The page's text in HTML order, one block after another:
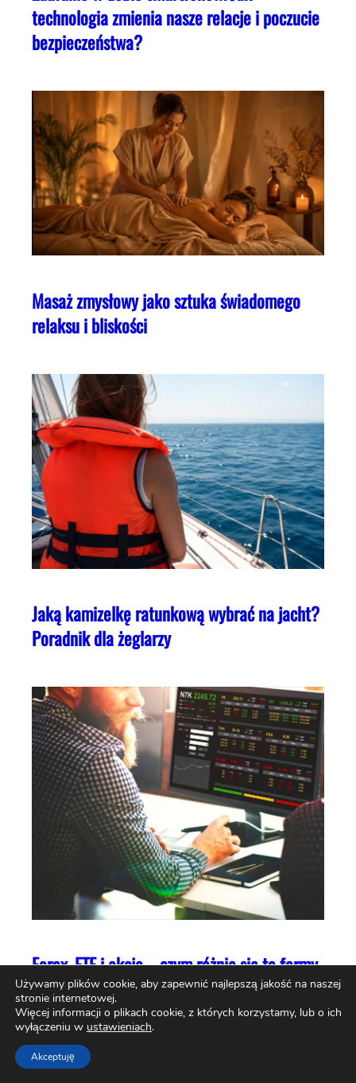
technologia zmienia nasze relacje i poczucie
bezpieczeństwa?
Masaż zmysłowy jako sztuka świadomego
relaksu i bliskości
Jaką kamizelkę ratunkową wybrać na jacht?
Poradnik dla żeglarzy
Forex, ETF i akcje – czym różnią się te formy
inwestowania?
Używamy plików cookie, aby zapewnić najlepszą jakość na naszej
stronie internetowej.
Więcej informacji o plikach cookie, z których korzystamy, lub o ich
wyłączeniu w ustawieniach.
Akceptuję